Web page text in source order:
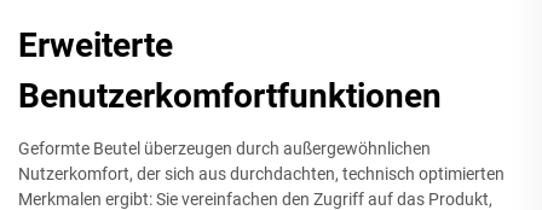
Erweiterte
Benutzerkomfortfunktionen
Geformte Beutel überzeugen durch außergewöhnlichen
Nutzerkomfort, der sich aus durchdachten, technisch optimierten
Merkmalen ergibt: Sie vereinfachen den Zugriff auf das Produkt,